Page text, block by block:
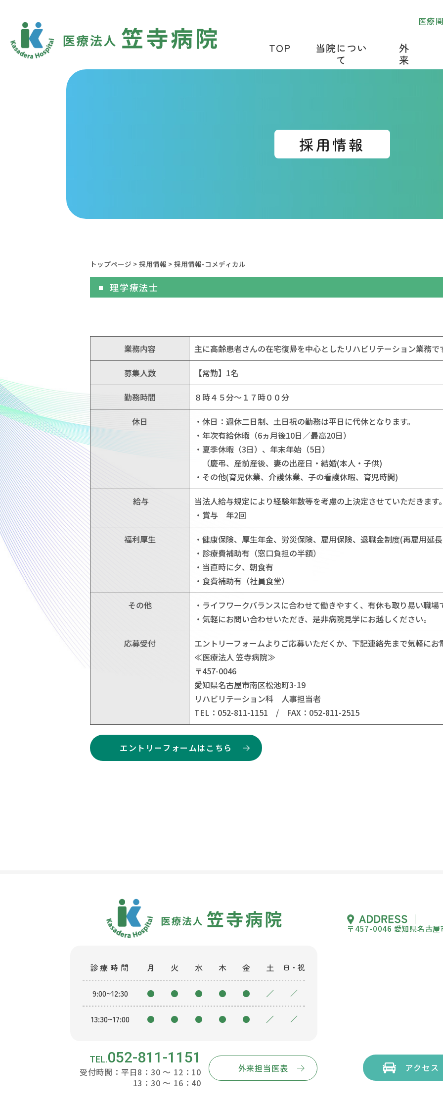
採用情報
トップページ > 採用情報 > 採用情報-コメディカル
理学療法士
業務内容 主に高齢患者さんの在宅復帰を中心としたリハビリテーション業務で
募集人数 【常勤】1名
勤務時間 ８時４５分～１７時００分
休日
・休日：週休二日制、土日祝の勤務は平日に代休となります。
・年次有給休暇（6ヵ月後10日／最高20日）
・夏季休暇（3日）、年末年始（5日）
（慶弔、産前産後、妻の出産日・結婚(本人・子供)
・その他(育児休業、介護休業、子の看護休暇、育児時間)
給与
当法人給与規定により経験年数等を考慮の上決定させていただきます
・賞与 年2回
福利厚生
・健康保険、厚生年金、労災保険、雇用保険、退職金制度(再雇用延
・診療費補助有（窓口負担の半額）
・当直時に夕、朝食有
・食費補助有（社員食堂）
その他
・ライフワークバランスに合わせて働きやすく、有休も取り易い職場
・気軽にお問い合わせいただき、是非病院見学にお越しください。
応募受付
エントリーフォームよりご応募いただくか、下記連絡先まで気軽にお
≪医療法人 笠寺病院≫
〒457-0046
愛知県名古屋市南区松池町3-19
リハビリテーション科 人事担当者
TEL：052-811-1151 / FAX：052-811-2515
エントリーフォームはこちら
診療時間 月 火 水 木 金 土 日・祝
9:00~12:30 ● ● ● ● ● ／ ／
13:30~17:00 ● ● ● ● ● ／ ／
052-811-1151
受付時間：平日8：30 ～ 12：10
13：30 ～ 16：40
外来担当医表
〒457-0046 愛知県名古屋
アクセス
医療
TOP
当院につい
て
外
来